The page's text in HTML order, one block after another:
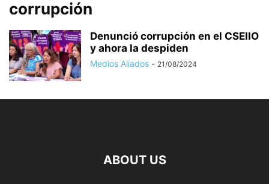
corrupción
Denunció corrupción en el CSEIIO
y ahora la despiden
Medios Aliados - 21/08/2024
ABOUT US